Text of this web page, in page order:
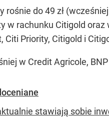
do 49 zł (wcześniej
w rachunku Citigold
Priority, Citigold i
w Credit Agricole,
stawiają sobie